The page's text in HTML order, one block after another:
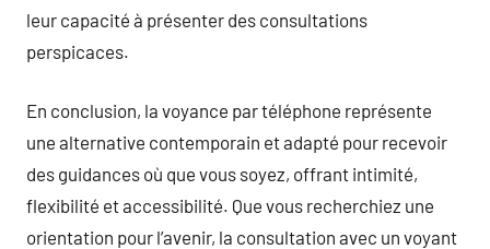
leur capacité à présenter des consultations
perspicaces.
En conclusion, la voyance par téléphone représente
une alternative contemporain et adapté pour recevoir
des guidances où que vous soyez, offrant intimité,
flexibilité et accessibilité. Que vous recherchiez une
orientation pour l’avenir, la consultation avec un voyant